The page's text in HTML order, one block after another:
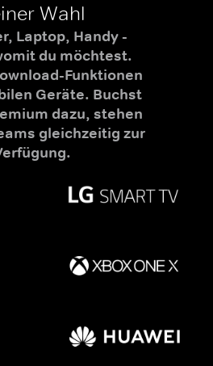
Wahl
Laptop, Handy -
du möchtest.
Funktionen
Geräte. Buchst
dazu, stehen
gleichzeitig zur